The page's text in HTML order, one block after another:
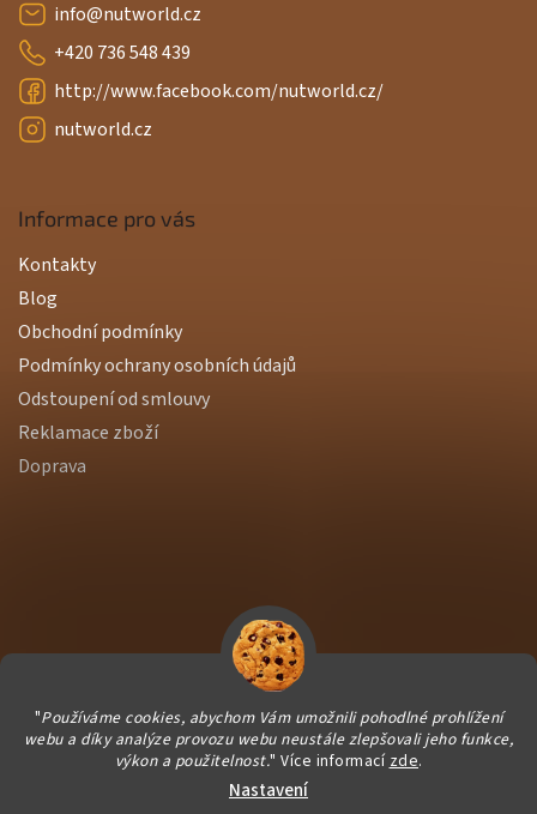
"Používáme cookies, abychom Vám umožnili pohodlné prohlížení
webu a díky analýze provozu webu neustále zlepšovali jeho funkce,
výkon a použitelnost." Více informací zde.
Nastavení
info@nutworld.cz
+420 736 548 439
http://www.facebook.com/nutworld.cz/
nutworld.cz
Informace pro vás
Kontakty
Blog
Obchodní podmínky
Podmínky ochrany osobních údajů
Odstoupení od smlouvy
Reklamace zboží
Doprava
Vytvořil Shoptet Premium